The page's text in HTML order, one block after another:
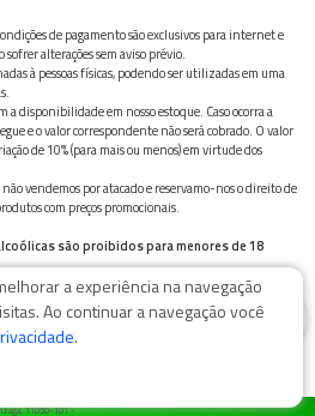
de pagamento são exclusivos para internet e
alterações sem aviso prévio.
à pessoas físicas, podendo ser utilizadas em uma
a disponibilidade em nosso estoque. Caso ocorra a
e o valor correspondente não será cobrado. O valor
de 10% (para mais ou menos) em virtude dos
vendemos por atacado e reservamo-nos o direito de
com preços promocionais.
são proibidos para menores de 18
química e, em excesso, provoca graves males à saúde.
11050-101 -
a experiência na navegação
Ao continuar a navegação você
.